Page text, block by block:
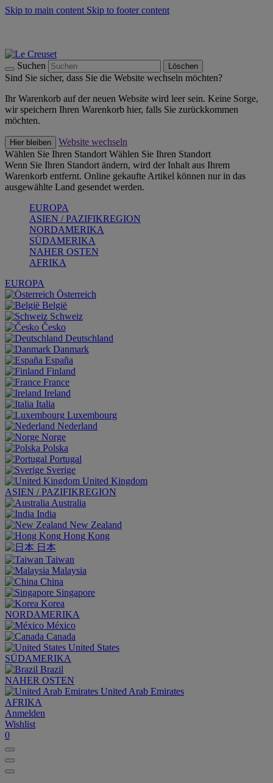
Skip to main content Skip to footer content
Suchen Löschen
Sind Sie sicher, dass Sie die Website wechseln möchten?
Ihr Warenkorb auf der neuen Website wird leer sein. Keine Sorge,
wir speichern Ihren Warenkorb hier, falls Sie zurückkommen
möchten.
Hier bleiben
Website wechseln
Wählen Sie Ihren Standort Wählen Sie Ihren Standort
Wenn Sie Ihren Standort ändern, wird der Inhalt aus Ihrem
Warenkorb entfernt. Online gekaufte Artikel können nur in das
ausgewählte Land gesendet werden.
EUROPA
ASIEN / PAZIFIKREGION
NORDAMERIKA
SÜDAMERIKA
NAHER OSTEN
AFRIKA
EUROPA
Österreich
België
Schweiz
Česko
Deutschland
Danmark
España
Finland
France
Ireland
Italia
Luxembourg
Nederland
Norge
Polska
Portugal
Sverige
United Kingdom
ASIEN / PAZIFIKREGION
Australia
India
New Zealand
Hong Kong
日本
Taiwan
Malaysia
China
Singapore
Korea
NORDAMERIKA
México
Canada
United States
SÜDAMERIKA
Brazil
NAHER OSTEN
United Arab Emirates
AFRIKA
Anmelden
Wishlist
0